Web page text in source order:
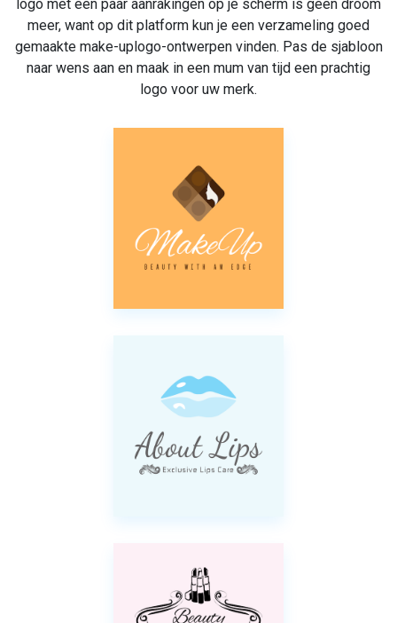
logo met een paar aanrakingen op je scherm is geen droom
meer, want op dit platform kun je een verzameling goed
gemaakte make-uplogo-ontwerpen vinden. Pas de sjabloon
naar wens aan en maak in een mum van tijd een prachtig
logo voor uw merk.